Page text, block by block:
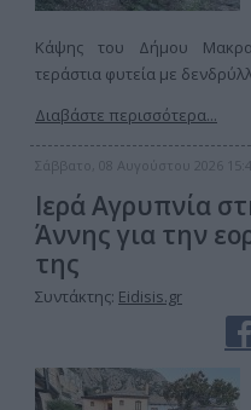
Κάψης του Δήμου
τεράστια φυτεία με
Διαβάστε περισσότερα...
Σάββατο, 08 Αυγούστου 2026
Ιερά Αγρυπνία
Άννης για την
της
Συντάκτης: Eidisis.gr